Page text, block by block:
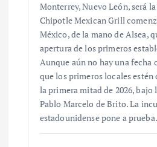
Monterrey, Nuevo León, será
Chipotle Mexican Grill
México, de la mano de Alsea,
apertura de los primeros
Aunque aún no hay una fecha
que los primeros locales
la primera mitad de 2026, bajo
Pablo Marcelo de Brito. La
estadounidense pone a